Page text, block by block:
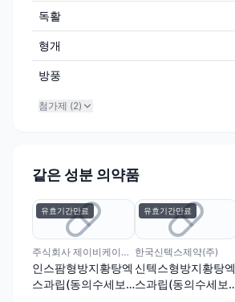
독활
형개
방풍
첨가제 (2)
같은 성분 의약품
유효기간만료
주식회사 제이비케이파마슈티컬
인스팜형방지황탕엑
스과립(동의수세보
유효기간만료
한국신텍스제약(주)
신텍스형방지황탕엑
스과립(동의수세보